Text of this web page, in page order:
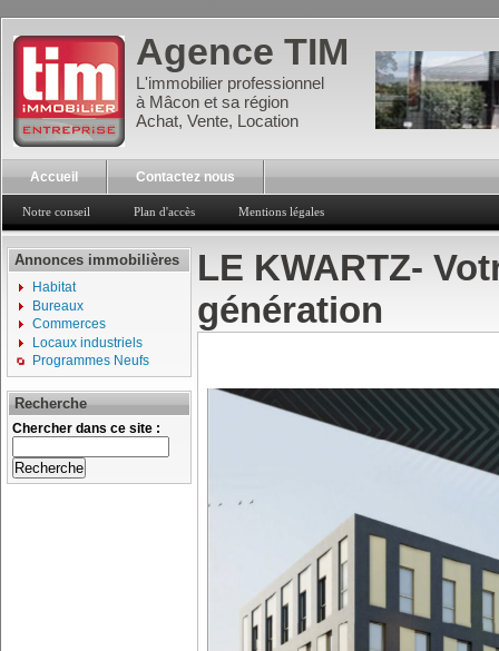
Agence TIM
L'immobilier professionnel
à Mâcon et sa région
Achat, Vente, Location
Accueil Contactez nous
Notre conseil Plan d'accès Mentions légales
Annonces immobilières
Habitat
Bureaux
Commerces
Locaux industriels
Programmes Neufs
Recherche
Chercher dans ce site :
LE KWARTZ-
génération